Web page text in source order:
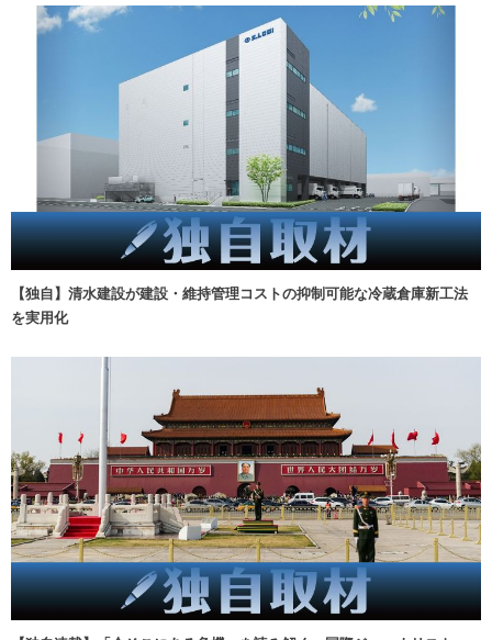
【独自】清水建設が建設・維持管理コストの抑制可能な冷蔵倉庫新工法
を実用化